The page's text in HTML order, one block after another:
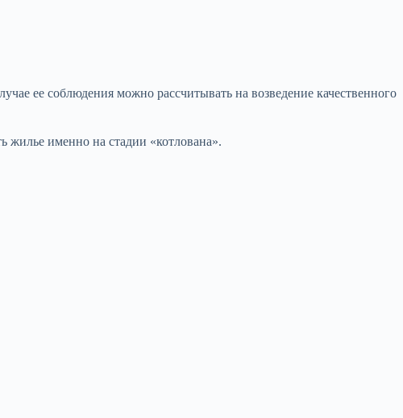
ее соблюдения можно рассчитывать на возведение качественного
жилье именно на стадии «котлована».